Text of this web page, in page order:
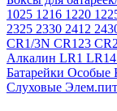
1025 1216 1220
2325 2330 2412
CR1/3N CR123 CR2
Алкалин LR1 LR14
Батарейки Особые
Слуховые